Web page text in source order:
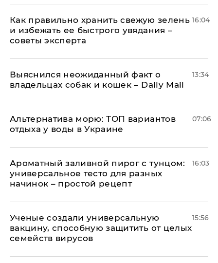
Как правильно хранить свежую зелень
и избежать ее быстрого увядания –
советы эксперта
16:04
Выяснился неожиданный факт о
владельцах собак и кошек – Daily Mail
13:34
Альтернатива морю: ТОП вариантов
отдыха у воды в Украине
07:06
Ароматный заливной пирог с тунцом:
универсальное тесто для разных
начинок – простой рецепт
16:03
Ученые создали универсальную
вакцину, способную защитить от целых
семейств вирусов
15:56